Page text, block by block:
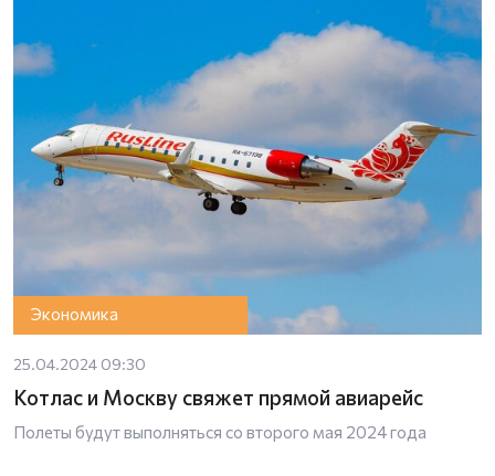
Экономика
25.04.2024 09:30
Котлас и Москву свяжет прямой авиарейс
Полеты будут выполняться со второго мая 2024 года